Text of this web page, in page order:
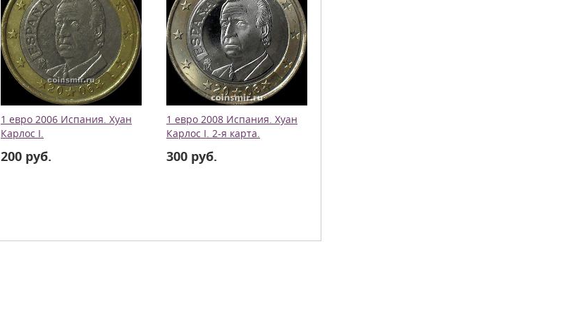
1 евро 2006 Испания. Хуан
Карлос I.
200 руб.
1 евро 2008 Испания. Хуан
Карлос I. 2-я карта.
300 руб.